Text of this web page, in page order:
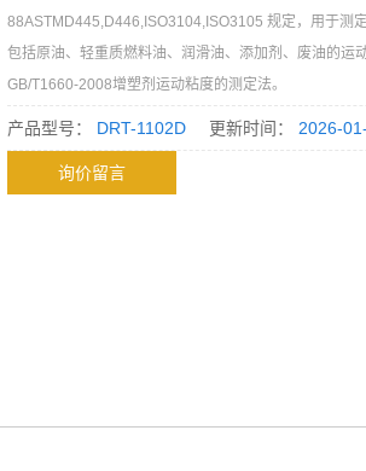
88ASTMD445,D446,ISO3104,ISO3105 规定，用于测
包括原油、轻重质燃料油、润滑油、添加剂、废油的运
GB/T1660-2008增塑剂运动粘度的测定法。
产品型号： DRT-1102D 更新时间： 2026-
询价留言